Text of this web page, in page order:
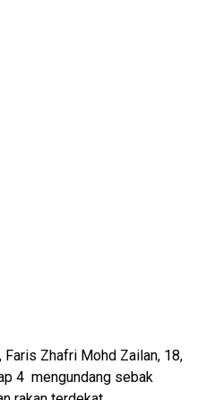
Zhafri Mohd Zailan, 18,
4 mengundang sebak